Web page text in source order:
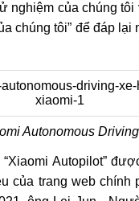
nghiệm của chúng
chúng tôi” để đáp lại
Autonomous Driving
“Xiaomi Autopilot”
của trang web chính